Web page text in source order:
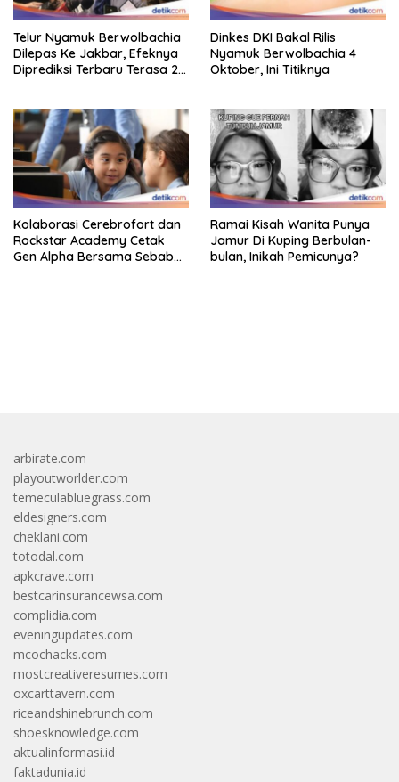
Telur Nyamuk Berwolbachia
Dilepas Ke Jakbar, Efeknya
Diprediksi Terbaru Terasa 2
Dinkes DKI Bakal Rilis
Nyamuk Berwolbachia 4
Oktober, Ini Titiknya
Kolaborasi Cerebrofort dan
Rockstar Academy Cetak
Gen Alpha Bersama Sebab
Ramai Kisah Wanita Punya
Jamur Di Kuping Berbulan-
bulan, Inikah Pemicunya?
arbirate.com
playoutworlder.com
temeculabluegrass.com
eldesigners.com
cheklani.com
totodal.com
apkcrave.com
bestcarinsurancewsa.com
complidia.com
eveningupdates.com
mcochacks.com
mostcreativeresumes.com
oxcarttavern.com
riceandshinebrunch.com
shoesknowledge.com
aktualinformasi.id
faktadunia.id